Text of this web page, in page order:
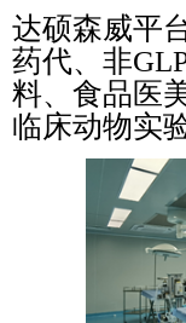
达硕森威平
药代、非
料、食品医
临床动物实